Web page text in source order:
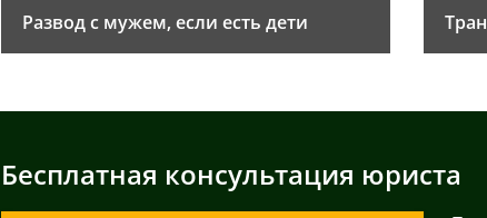
Развод с мужем, если есть дети
Бесплатная консультация юриста